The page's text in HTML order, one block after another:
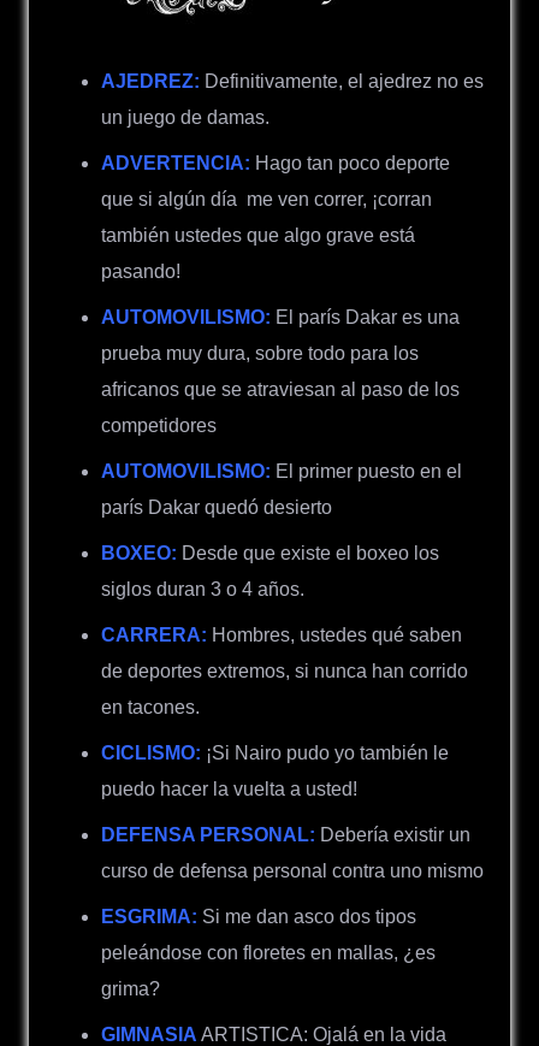
AJEDREZ: Definitivamente, el ajedrez no es
un juego de damas.
ADVERTENCIA: Hago tan poco deporte
que si algún día me ven correr, ¡corran
también ustedes que algo grave está
pasando!
AUTOMOVILISMO: El parís Dakar es una
prueba muy dura, sobre todo para los
africanos que se atraviesan al paso de los
competidores
AUTOMOVILISMO: El primer puesto en el
parís Dakar quedó desierto
BOXEO: Desde que existe el boxeo los
siglos duran 3 o 4 años.
CARRERA: Hombres, ustedes qué saben
de deportes extremos, si nunca han corrido
en tacones.
CICLISMO: ¡Si Nairo pudo yo también le
puedo hacer la vuelta a usted!
DEFENSA PERSONAL: Debería existir un
curso de defensa personal contra uno mismo
ESGRIMA: Si me dan asco dos tipos
peleándose con floretes en mallas, ¿es
grima?
GIMNASIA ARTISTICA: Ojalá en la vida